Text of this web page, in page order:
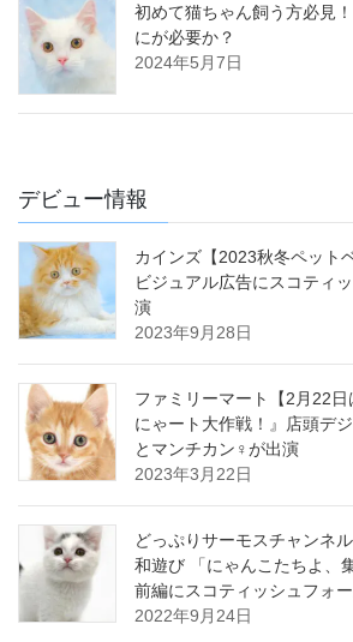
初めて猫ちゃん飼う方必見
にが必要か？
2024年5月7日
デビュー情報
カインズ【2023秋冬ペット
ビジュアル広告にスコティ
演
2023年9月28日
ファミリーマート【2月22
にゃート大作戦！』店頭デ
とマンチカン♀が出演
2023年3月22日
どっぷりサーモスチャンネ
和遊び 「にゃんこたちよ、
前編にスコティッシュフォ
2022年9月24日